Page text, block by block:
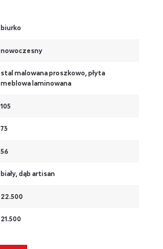
biurko
nowoczesny
stal malowana proszkowo, płyta
meblowa laminowana
105
73
56
biały, dąb artisan
22.500
21.500